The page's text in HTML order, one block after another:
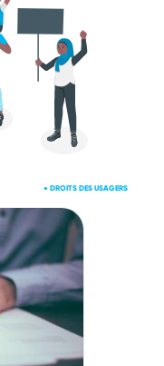
● DROITS DES USAGERS